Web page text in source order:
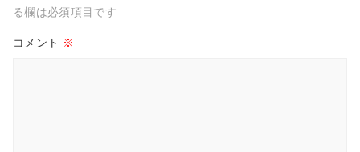
る欄は必須項目です
コメント ※